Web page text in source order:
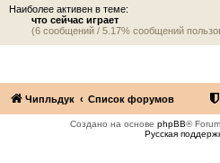
Наиболее активен в теме:
что сейчас играет
(6 сообщений / 5.17% сообщений
Чипльдук Список форумов
Создано на основе phpBB®
Русская